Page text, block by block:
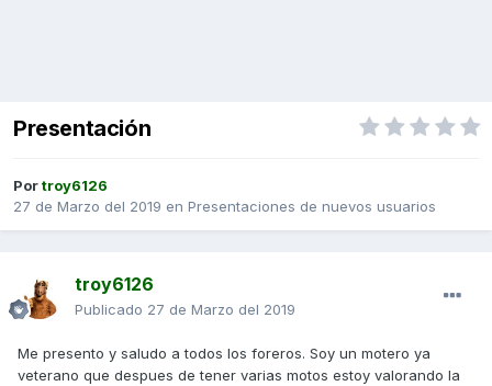
Presentación
Portroy6126
27 de Marzo del 2019 en Presentaciones de nuevos usuarios
troy6126
Publicado 27 de Marzo del 2019
Me presento y saludo a todos los foreros. Soy un motero ya
veterano que despues de tener varias motos estoy valorando la